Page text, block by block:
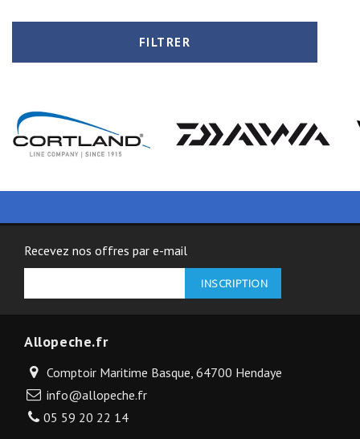
FILTRER
Recevez nos offres par e-mail
Allopeche.fr
Comptoir Maritime Basque, 64700 Hendaye
info@allopeche.fr
05 59 20 22 14